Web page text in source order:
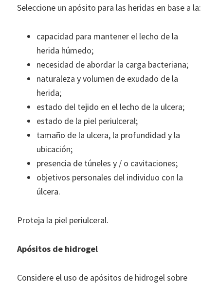
Seleccione un apósito para las heridas en base a la:
capacidad para mantener el lecho de la
herida húmedo;
necesidad de abordar la carga bacteriana;
naturaleza y volumen de exudado de la
herida;
estado del tejido en el lecho de la ulcera;
estado de la piel periulceral;
tamaño de la ulcera, la profundidad y la
ubicación;
presencia de túneles y / o cavitaciones;
objetivos personales del individuo con la
úlcera.
Proteja la piel periulceral.
Apósitos de hidrogel
Considere el uso de apósitos de hidrogel sobre